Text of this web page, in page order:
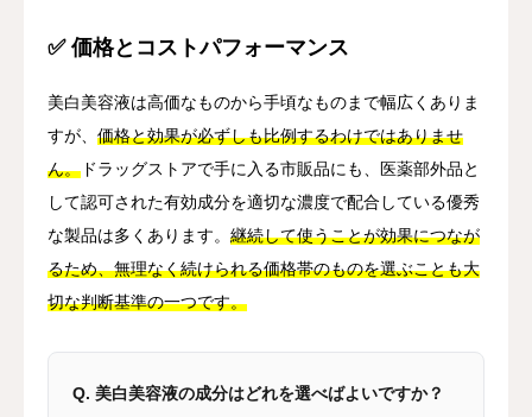
✅ 価格とコストパフォーマンス
美白美容液は高価なものから手頃なものまで幅広くありま
すが、 価格と効果が必ずしも比例するわけではありませ
ん。 ドラッグストアで手に入る市販品にも、医薬部外品と
して認可された有効成分を適切な濃度で配合している優秀
な製品は多くあります。 継続して使うことが効果につなが
るため、無理なく続けられる価格帯のものを選ぶことも大
切な判断基準の一つです。
Q. 美白美容液の成分はどれを選べばよいですか？